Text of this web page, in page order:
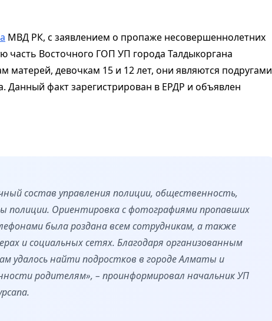
МВД РК, с заявлением о пропаже несовершеннолетних
часть Восточного ГОП УП города Талдыкоргана
матерей, девочкам 15 и 12 лет, они являются подругами
Данный факт зарегистрирован в ЕРДР и объявлен
состав управления полиции, общественность,
полиции. Ориентировка с фотографиями пропавших
была роздана всем сотрудникам, а также
и социальных сетях. Благодаря организованным
удалось найти подростков в городе Алматы и
родителям», – проинформировал начальник УП